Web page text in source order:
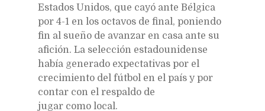
Estados Unidos, que cayó ante Bélgica
por 4-1 en los octavos de final, poniendo
fin al sueño de avanzar en casa ante su
afición. La selección estadounidense
había generado expectativas por el
crecimiento del fútbol en el país y por
contar con el respaldo de
jugar como local.